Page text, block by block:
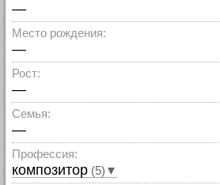
—
Место рождения:
—
Рост:
—
Семья:
—
Профессия:
композитор (5)▼